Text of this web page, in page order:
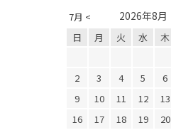
7月 < 2026年8月
日 月 火 水 木
2
3 4 5 6
9
10 11 12 13
16
17 18 19 20